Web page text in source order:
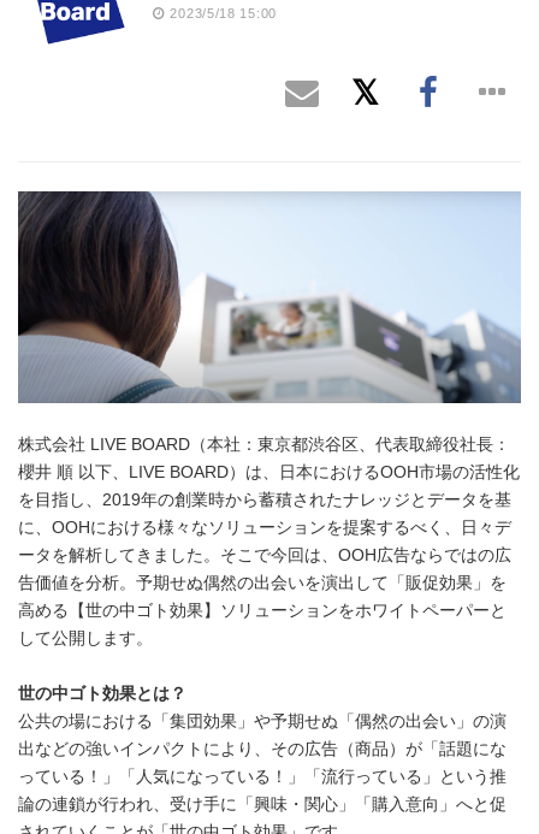
2023/5/18 15:00
株式会社 LIVE BOARD（本社：東京都渋谷区、代表取締役社長：
櫻井 順 以下、LIVE BOARD）は、日本におけるOOH市場の活性化
を目指し、2019年の創業時から蓄積されたナレッジとデータを基
に、OOHにおける様々なソリューションを提案するべく、日々デ
ータを解析してきました。そこで今回は、OOH広告ならではの広
告価値を分析。予期せぬ偶然の出会いを演出して「販促効果」を
高める【世の中ゴト効果】ソリューションをホワイトペーパーと
して公開します。
世の中ゴト効果とは？
公共の場における「集団効果」や予期せぬ「偶然の出会い」の演
出などの強いインパクトにより、その広告（商品）が「話題にな
っている！」「人気になっている！」「流行っている」という推
論の連鎖が行われ、受け手に「興味・関心」「購入意向」へと促